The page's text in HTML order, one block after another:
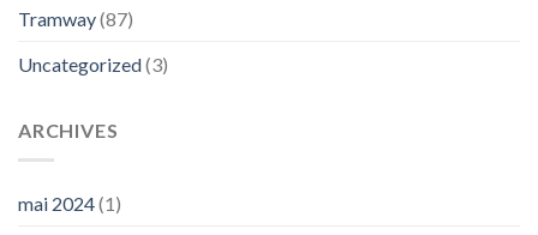
Tramway(87)
Uncategorized(3)
ARCHIVES
mai 2024(1)